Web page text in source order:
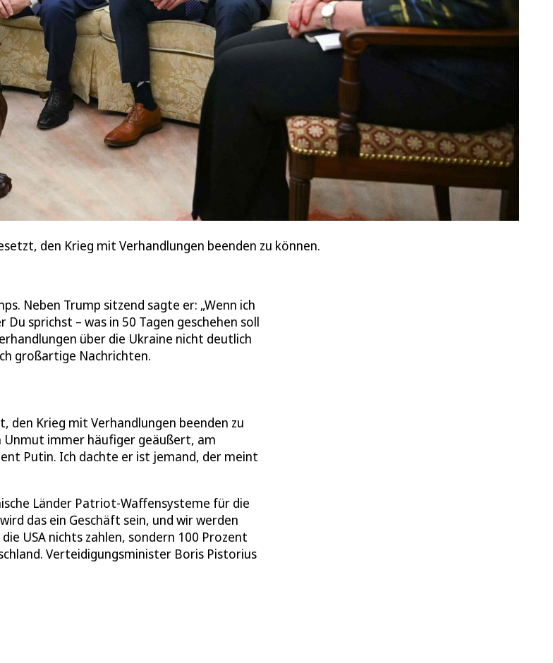
den Krieg mit Verhandlungen beenden zu können.
Neben Trump sitzend sagte er: „Wenn ich
sprichst – was in 50 Tagen geschehen soll
über die Ukraine nicht deutlich
großartige Nachrichten.
den Krieg mit Verhandlungen beenden zu
immer häufiger geäußert, am
Putin. Ich dachte er ist jemand, der meint
Länder Patriot-Waffensysteme für die
das ein Geschäft sein, und wir werden
USA nichts zahlen, sondern 100 Prozent
Verteidigungsminister Boris Pistorius